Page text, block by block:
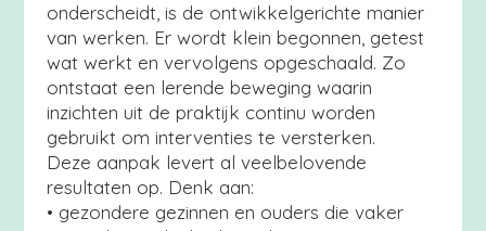
onderscheidt, is de ontwikkelgerichte manier
van werken. Er wordt klein begonnen, getest
wat werkt en vervolgens opgeschaald. Zo
ontstaat een lerende beweging waarin
inzichten uit de praktijk continu worden
gebruikt om interventies te versterken.
Deze aanpak levert al veelbelovende
resultaten op. Denk aan:
• gezondere gezinnen en ouders die vaker